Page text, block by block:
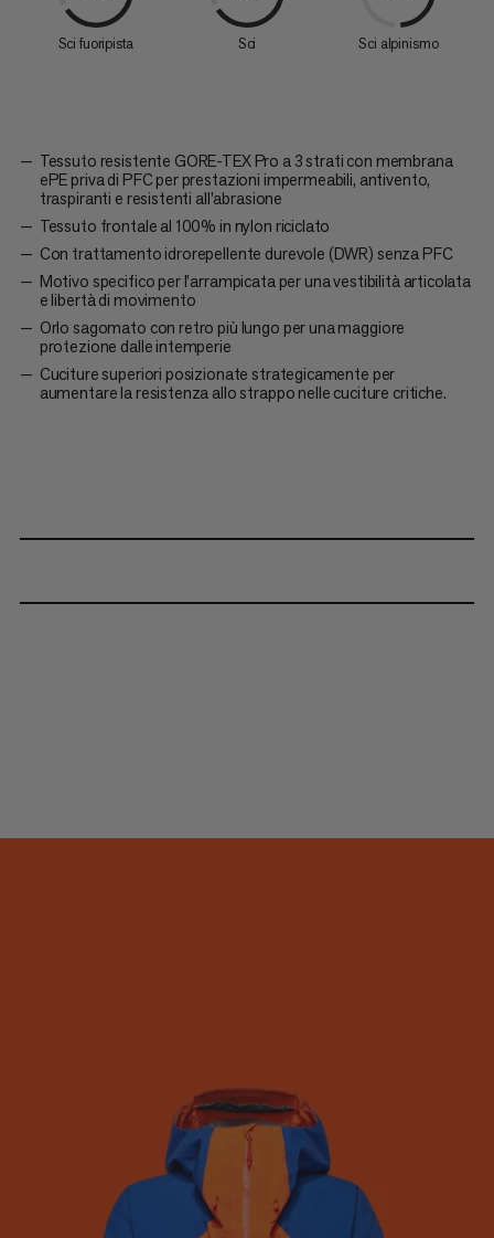
Sci fuoripista Sci Sci alpinismo
Tessuto resistente GORE-TEX Pro a 3 strati con membrana
ePE priva di PFC per prestazioni impermeabili, antivento,
traspiranti e resistenti all'abrasione
Tessuto frontale al 100% in nylon riciclato
Con trattamento idrorepellente durevole (DWR) senza PFC
Motivo specifico per l'arrampicata per una vestibilità articolata
e libertà di movimento
Orlo sagomato con retro più lungo per una maggiore
protezione dalle intemperie
Cuciture superiori posizionate strategicamente per
aumentare la resistenza allo strappo nelle cuciture critiche.